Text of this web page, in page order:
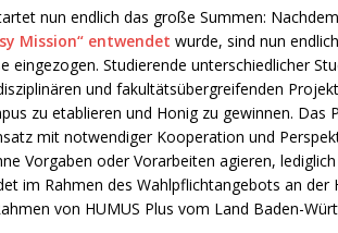
nun endlich das große Summen:
Mission“ entwendet wurde, sind nun
eingezogen. Studierende unterschiedlicher
und fakultätsübergreifenden
zu etablieren und Honig zu gewinnen. Das
mit notwendiger Kooperation und
Vorgaben oder Vorarbeiten agieren,
im Rahmen des Wahlpflichtangebots an der
von HUMUS Plus vom Land Baden-